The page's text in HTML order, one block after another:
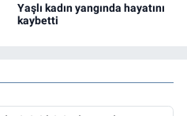
Yaşlı kadın yangında hayatını
kaybetti